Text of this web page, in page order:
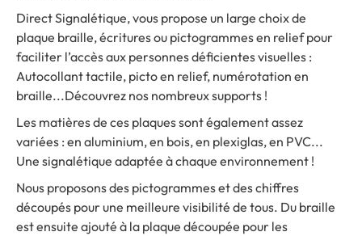
Direct Signalétique, vous propose un large choix de
plaque braille, écritures ou pictogrammes en relief pour
faciliter l’accès aux personnes déficientes visuelles :
Autocollant tactile, picto en relief, numérotation en
braille...Découvrez nos nombreux supports !
Les matières de ces plaques sont également assez
variées : en aluminium, en bois, en plexiglas, en PVC...
Une signalétique adaptée à chaque environnement !
Nous proposons des pictogrammes et des chiffres
découpés pour une meilleure visibilité de tous. Du braille
est ensuite ajouté à la plaque découpée pour les